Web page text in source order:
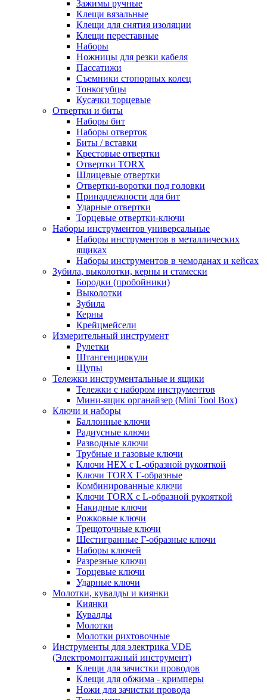
Зажимы ручные
Клещи вязальные
Клещи для снятия изоляции
Клещи переставные
Наборы
Ножницы для резки кабеля
Пассатижи
Съемники стопорных колец
Тонкогубцы
Кусачки торцевые
Отвертки и биты
Наборы бит
Наборы отверток
Биты / вставки
Крестовые отвертки
Отвертки TORX
Шлицевые отвертки
Отвертки-воротки под головки
Принадлежности для бит
Ударные отвертки
Торцевые отвертки-ключи
Наборы инструментов универсальные
Наборы инструментов в металлических
ящиках
Наборы инструментов в чемоданах и кейсах
Зубила, выколотки, керны и стамески
Бородки (пробойники)
Выколотки
Зубила
Керны
Крейцмейсели
Измерительный инструмент
Рулетки
Штангенциркули
Щупы
Тележки инструментальные и ящики
Тележки с набором инструментов
Мини-ящик органайзер (Mini Tool Box)
Ключи и наборы
Баллонные ключи
Радиусные ключи
Разводные ключи
Трубные и газовые ключи
Ключи HEX с L-образной рукояткой
Ключи TORX Г-образные
Комбинированные ключи
Ключи TORX с L-образной рукояткой
Накидные ключи
Рожковые ключи
Трещоточные ключи
Шестигранные Г-образные ключи
Наборы ключей
Разрезные ключи
Торцевые ключи
Ударные ключи
Молотки, кувалды и киянки
Киянки
Кувалды
Молотки
Молотки рихтовочные
Инструменты для электрика VDE
(Электромонтажный инструмент)
Клещи для зачистки проводов
Клещи для обжима - кримперы
Ножи для зачистки провода